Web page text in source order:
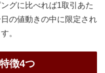
グに比べれば1取引あた
の値動きの中に限定され
。
徴4つ